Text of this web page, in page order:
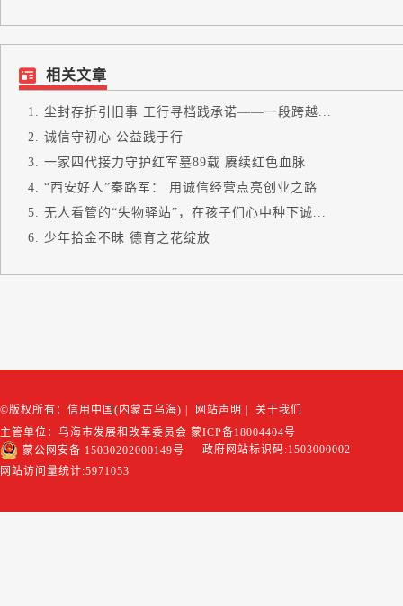
相关文章
尘封存折引旧事 工行寻档践承诺——一段跨越...
诚信守初心 公益践于行
一家四代接力守护红军墓89载 赓续红色血脉
“西安好人”秦路军： 用诚信经营点亮创业之路
无人看管的“失物驿站”，在孩子们心中种下诚...
少年拾金不昧 德育之花绽放
©版权所有：信用中国(内蒙古乌海) 网站声明
关于我们
主管单位：乌海市发展和改革委员会 蒙ICP备18004404号
蒙公网安备 15030202000149号
政府网站标识码:1503000002
网站访问量统计:5971053